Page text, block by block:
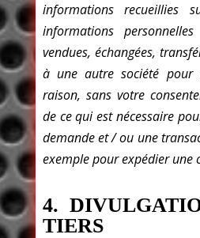
informations recueillies
informations
vendues, échangées,
à une autre société pour
raison, sans votre
de ce qui est nécessaire
demande et / ou une
exemple pour expédier une
4.
TIERS